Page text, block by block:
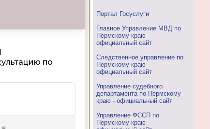
Портал Госуслуги
Главное Управление МВД по
Пермскому краю -
официальный сайт
Следственное управление по
Пермскому краю -
официальный сайт
Управление судебного
департамента по Пермскому
краю - официальный сайт
Управление ФССП по
Пермскому краю -